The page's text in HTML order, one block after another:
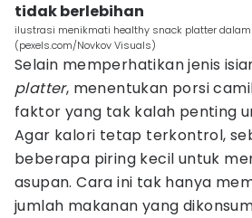
tidak berlebihan
ilustrasi menikmati healthy snack platter dalam
(pexels.com/Novkov Visuals)
Selain memperhatikan jenis
platter, menentukan porsi
faktor yang tak kalah penting
Agar kalori tetap terkontrol,
beberapa piring kecil untuk
asupan. Cara ini tak hanya
jumlah makanan yang